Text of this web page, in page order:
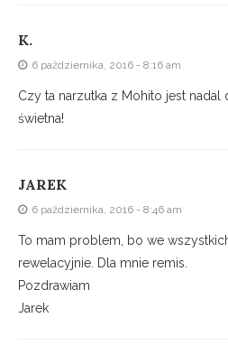
K.
6 października, 2016 - 8:16 am
Czy ta narzutka z Mohito jest nadal
świetna!
JAREK
6 października, 2016 - 8:46 am
To mam problem, bo we
rewelacyjnie. Dla mnie remis.
Pozdrawiam
Jarek